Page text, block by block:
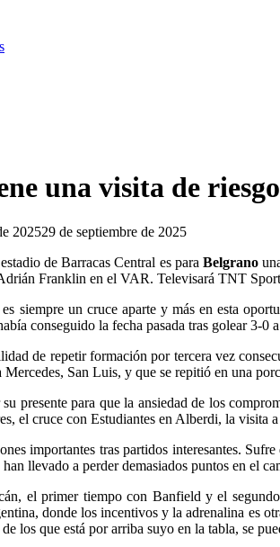
una visita de
202529 de septiembre de 2025
de Barracas Central es para Belgrano
Franklin en el VAR. Televisará TNT
siempre un cruce aparte y más en esta
conseguido la fecha pasada tras golear 3-0
de repetir formación por tercera vez
San Luis, y que se repitió en una
presente para que la ansiedad de los
el cruce con Estudiantes en Alberdi, la
importantes tras partidos interesantes.
llevado a perder demasiados puntos en el
el primer tiempo con Banfield y el
donde los incentivos y la adrenalina es
los que está por arriba suyo en la tabla, se